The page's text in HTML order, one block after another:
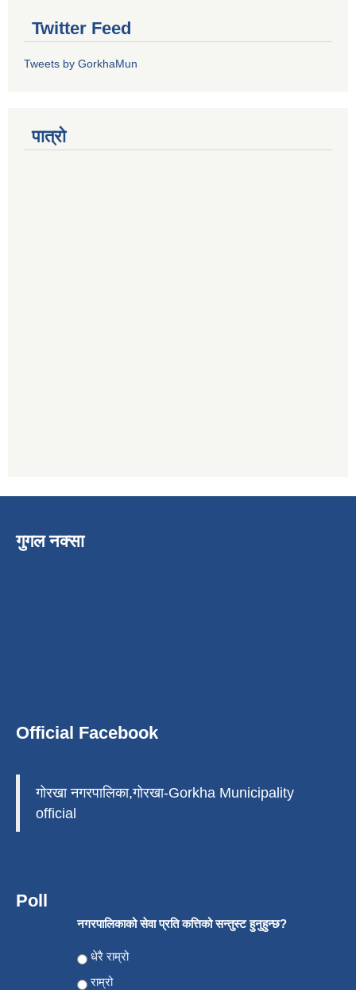
Twitter Feed
Tweets by GorkhaMun
पात्रो
गुगल नक्सा
Official Facebook
गोरखा नगरपालिका,गोरखा-Gorkha Municipality
official
Poll
नगरपालिकाको सेवा प्रति कत्तिको सन्तुस्ट हुनुहुन्छ?
Choices
धेरै राम्रो
राम्रो